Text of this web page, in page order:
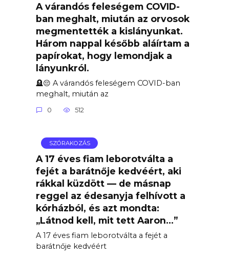
A várandós feleségem COVID-
ban meghalt, miután az orvosok
megmentették a kislányunkat.
Három nappal később aláírtam a
papírokat, hogy lemondjak a
lányunkról.
🪦😔 A várandós feleségem COVID-ban
meghalt, miután az
0 512
SZÓRAKOZÁS
A 17 éves fiam leborotválta a
fejét a barátnője kedvéért, aki
rákkal küzdött — de másnap
reggel az édesanyja felhívott a
kórházból, és azt mondta:
„Látnod kell, mit tett Aaron…”
A 17 éves fiam leborotválta a fejét a
barátnője kedvéért